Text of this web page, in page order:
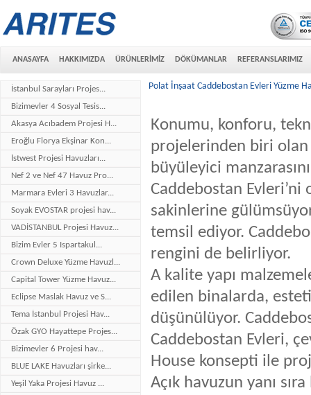
ANASAYFA HAKKIMIZDA ÜRÜNLERİMİZ DÖKÜMANLAR REFERANSLARIMIZ
İstanbul Sarayları Projes...
Bizimevler 4 Sosyal Tesis...
Akasya Acıbadem Projesi H...
Eroğlu Florya Ekşinar Kon...
İstwest Projesi Havuzları...
Nef 2 ve Nef 47 Havuz Pro...
Marmara Evleri 3 Havuzlar...
Soyak EVOSTAR projesi hav...
VADİSTANBUL Projesi Havuz...
Bizim Evler 5 Ispartakul...
Crown Deluxe Yüzme Havuzl...
Capital Tower Yüzme Havuz...
Eclipse Maslak Havuz ve S...
Tema İstanbul Projesi Hav...
Özak GYO Hayattepe Projes...
Bizimevler 6 Projesi hav...
BLUE LAKE Havuzları şirke...
Yeşil Yaka Projesi Havuz ...
Polat İnşaat Caddebostan Evleri Yüzme
Konumu, konforu,
projelerinden biri olan
büyüleyici
Caddebostan
sakinlerine
temsil ediyor.
rengini de belirliyor.
A kalite yapı
edilen binalarda,
düşünülüyor.
Caddebostan Evleri,
House konsepti ile
Açık havuzun yanı